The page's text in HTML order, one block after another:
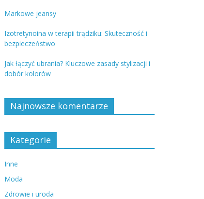
Markowe jeansy
Izotretynoina w terapii trądziku: Skuteczność i
bezpieczeństwo
Jak łączyć ubrania? Kluczowe zasady stylizacji i
dobór kolorów
Najnowsze komentarze
Kategorie
Inne
Moda
Zdrowie i uroda